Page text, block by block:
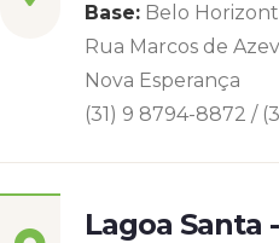
Base: Belo
Rua Marcos de
Nova Esperança
(31) 9 8794-8872 /
Lagoa Santa